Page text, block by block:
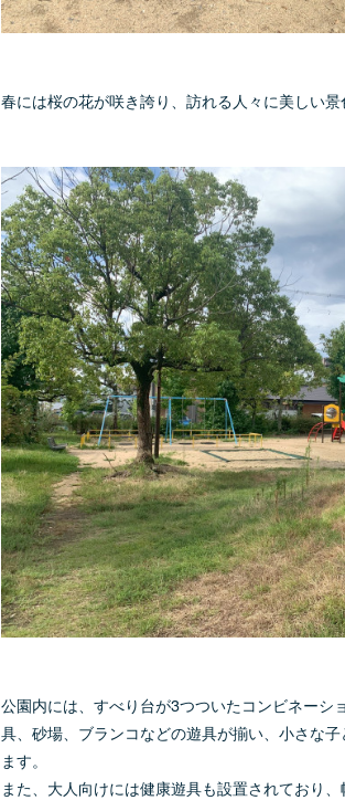
春には桜の花が咲き誇り、訪れる人々に美しい景
公園内には、すべり台が3つついたコンビネーシ
具、砂場、ブランコなどの遊具が揃い、小さな
ます。
また、大人向けには健康遊具も設置されており